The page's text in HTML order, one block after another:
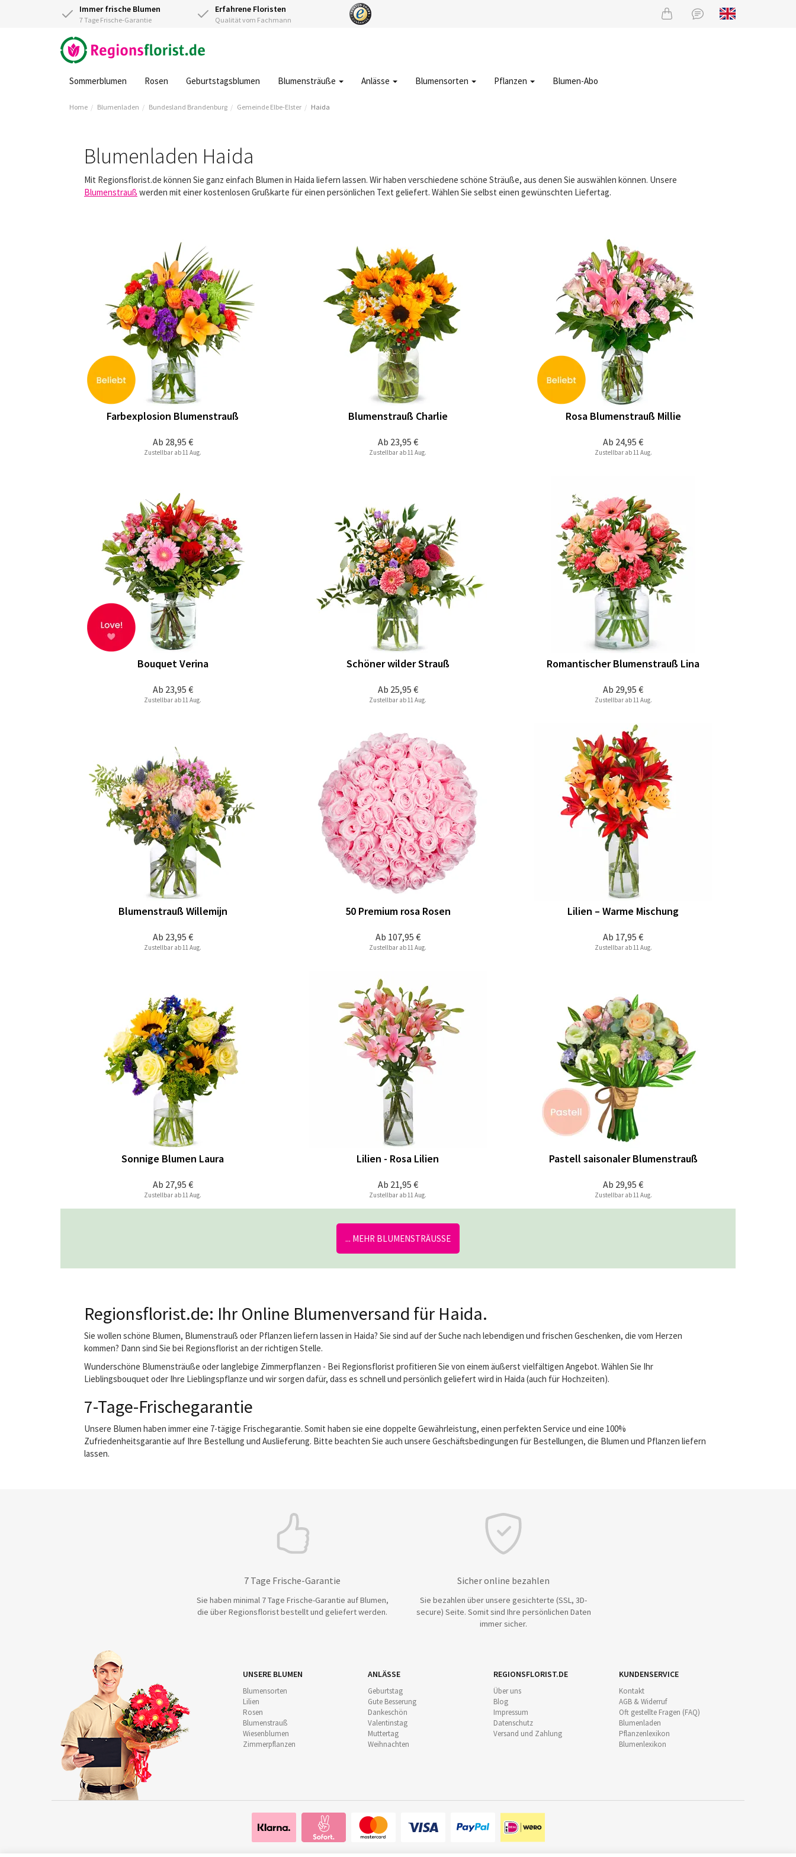
Immer frische Blumen
7 Tage Frische-Garantie
Erfahrene Floristen
Qualität vom Fachmann
Sommerblumen Rosen Geburtstagsblumen Blumensträuße Anlässe Blumensorten Pflanzen Blumen-Abo
Home Blumenladen Bundesland Brandenburg Gemeinde Elbe-Elster Haida
Blumenladen Haida
Mit Regionsflorist.de können Sie ganz einfach Blumen in Haida liefern lassen. Wir haben verschiedene schöne Sträuße, aus denen Sie auswählen können. Unsere
Blumenstrauß werden mit einer kostenlosen Grußkarte für einen persönlichen Text geliefert. Wählen Sie selbst einen gewünschten Liefertag.
Ab 28,95 €
Farbexplosion Blumenstrauß
Zustellbar ab 11 Aug.
Ab 23,95 €
Blumenstrauß Charlie
Zustellbar ab 11 Aug.
Ab 24,95 €
Rosa Blumenstrauß Millie
Zustellbar ab 11 Aug.
Ab 23,95 €
Bouquet Verina
Zustellbar ab 11 Aug.
Ab 25,95 €
Schöner wilder Strauß
Zustellbar ab 11 Aug.
Ab 29,95 €
Romantischer Blumenstrauß Lina
Zustellbar ab 11 Aug.
Ab 23,95 €
Blumenstrauß Willemijn
Zustellbar ab 11 Aug.
Ab 107,95 €
50 Premium rosa Rosen
Zustellbar ab 11 Aug.
Ab 17,95 €
Lilien – Warme Mischung
Zustellbar ab 11 Aug.
Ab 27,95 €
Sonnige Blumen Laura
Zustellbar ab 11 Aug.
Ab 21,95 €
Lilien - Rosa Lilien
Zustellbar ab 11 Aug.
Ab 29,95 €
Pastell saisonaler Blumenstrauß
Zustellbar ab 11 Aug.
... MEHR BLUMENSTRÄUSSE
Regionsflorist.de: Ihr Online Blumenversand für Haida.
Sie wollen schöne Blumen, Blumenstrauß oder Pflanzen liefern lassen in Haida? Sie sind auf der Suche nach lebendigen und frischen Geschenken, die vom Herzen
kommen? Dann sind Sie bei Regionsflorist an der richtigen Stelle.
Wunderschöne Blumensträuße oder langlebige Zimmerpflanzen - Bei Regionsflorist profitieren Sie von einem äußerst vielfältigen Angebot. Wählen Sie Ihr
Lieblingsbouquet oder Ihre Lieblingspflanze und wir sorgen dafür, dass es schnell und persönlich geliefert wird in Haida (auch für Hochzeiten).
7-Tage-Frischegarantie
Unsere Blumen haben immer eine 7-tägige Frischegarantie. Somit haben sie eine doppelte Gewährleistung, einen perfekten Service und eine 100%
Zufriedenheitsgarantie auf Ihre Bestellung und Auslieferung. Bitte beachten Sie auch unsere Geschäftsbedingungen für Bestellungen, die Blumen und Pflanzen liefern
lassen.
7 Tage Frische-Garantie
Sie haben minimal 7 Tage Frische-Garantie auf Blumen,
die über Regionsflorist bestellt und geliefert werden.
Sicher online bezahlen
Sie bezahlen über unsere gesichterte (SSL, 3D-
secure) Seite. Somit sind Ihre persönlichen Daten
immer sicher.
UNSERE BLUMEN
Blumensorten
Lilien
Rosen
Blumenstrauß
Wiesenblumen
Zimmerpflanzen
ANLÄSSE
Geburtstag
Gute Besserung
Dankeschön
Valentinstag
Muttertag
Weihnachten
REGIONSFLORIST.DE
Über uns
Blog
Impressum
Datenschutz
Versand und Zahlung
KUNDENSERVICE
Kontakt
AGB & Widerruf
Oft gestellte Fragen (FAQ)
Blumenladen
Pflanzenlexikon
Blumenlexikon